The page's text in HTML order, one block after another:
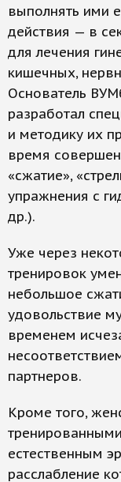
выполнять ими
действия — в
для лечения
кишечных,
Основатель
разработал
и методику их
время
«сжатие»,
упражнения с
др.).
Уже через
тренировок
небольшое
удовольствие
временем
партнеров.
Кроме того,
естественным
расслабление